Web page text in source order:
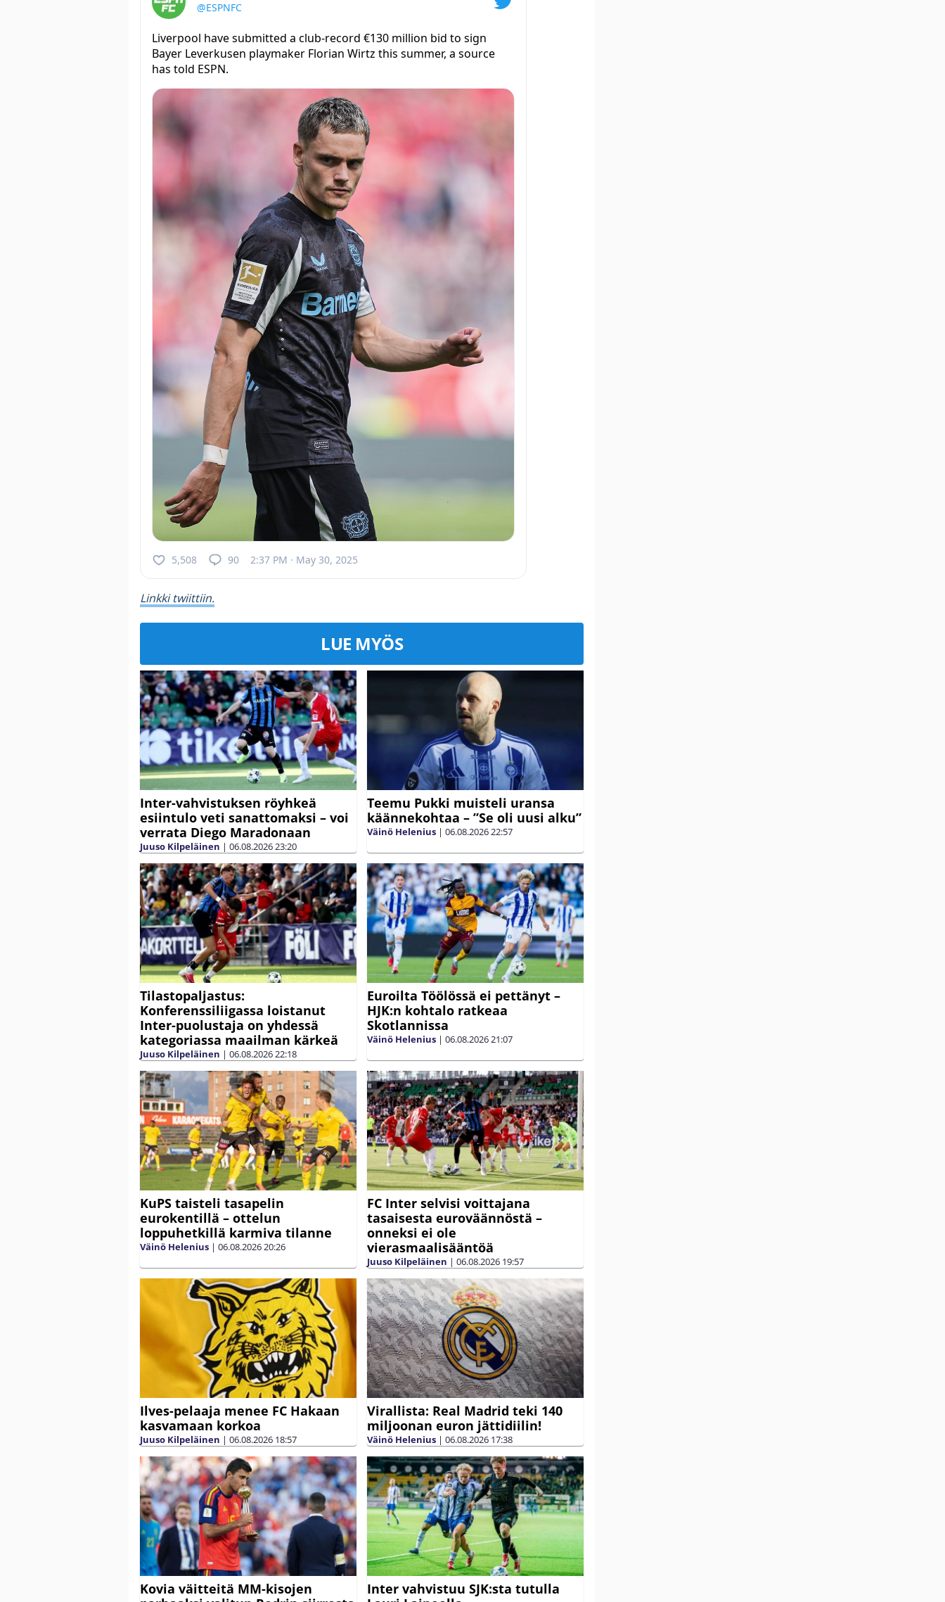
@ESPNFC
Liverpool have submitted a club-record €130 million bid to sign
Bayer Leverkusen playmaker Florian Wirtz this summer, a source
has told ESPN.
5,508 90 2:37 PM · May 30, 2025
Linkki twiittiin.
LUE MYÖS
Inter-vahvistuksen röyhkeä
esiintulo veti sanattomaksi – voi
verrata Diego Maradonaan
Juuso Kilpeläinen | 06.08.202623:20
Teemu Pukki muisteli uransa
käännekohtaa – ”Se oli uusi alku”
Väinö Helenius | 06.08.202622:57
Tilastopaljastus:
Konferenssiliigassa loistanut
Inter-puolustaja on yhdessä
kategoriassa maailman kärkeä
Juuso Kilpeläinen | 06.08.202622:18
Euroilta Töölössä ei pettänyt –
HJK:n kohtalo ratkeaa
Skotlannissa
Väinö Helenius | 06.08.202621:07
KuPS taisteli tasapelin
eurokentillä – ottelun
loppuhetkillä karmiva tilanne
Väinö Helenius | 06.08.202620:26
FC Inter selvisi voittajana
tasaisesta euroväännöstä –
onneksi ei ole
vierasmaalisääntöä
Juuso Kilpeläinen | 06.08.2026 19:57
Ilves-pelaaja menee FC Hakaan
kasvamaan korkoa
Juuso Kilpeläinen | 06.08.2026 18:57
Virallista: Real Madrid teki 140
miljoonan euron jättidiilin!
Väinö Helenius | 06.08.2026 17:38
Kovia väitteitä MM-kisojen
Inter vahvistuu SJK:sta tutulla